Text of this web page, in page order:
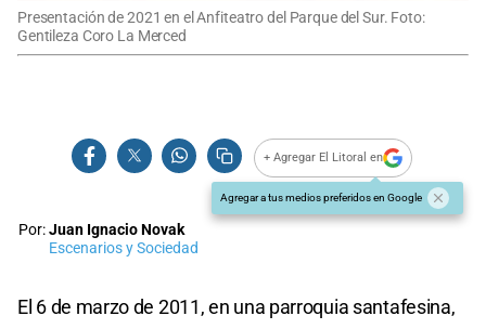
Presentación de 2021 en el Anfiteatro del Parque del Sur. Foto:
Gentileza Coro La Merced
+ Agregar El Litoral en
Agregar a tus medios preferidos en Google
Por:Juan Ignacio Novak
Escenarios y Sociedad
El 6 de marzo de 2011, en una parroquia santafesina,